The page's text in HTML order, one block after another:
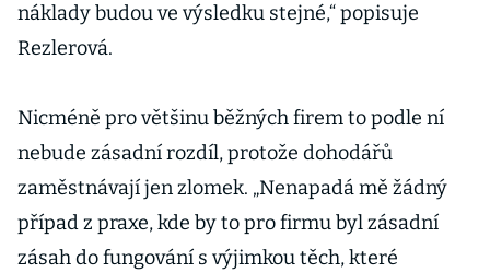
náklady budou ve výsledku stejné,“ popisuje
Rezlerová.
Nicméně pro většinu běžných firem to podle ní
nebude zásadní rozdíl, protože dohodářů
zaměstnávají jen zlomek. „Nenapadá mě žádný
případ z praxe, kde by to pro firmu byl zásadní
zásah do fungování s výjimkou těch, které